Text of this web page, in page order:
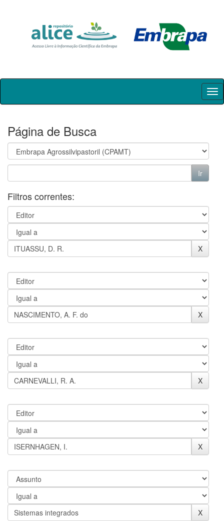
Skip
Página de Busca
Filtros correntes: